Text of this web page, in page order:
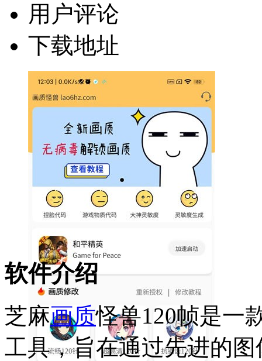
用户评论
下载地址
软件介绍
芝麻画质怪兽120帧是一
工具，旨在通过先进的